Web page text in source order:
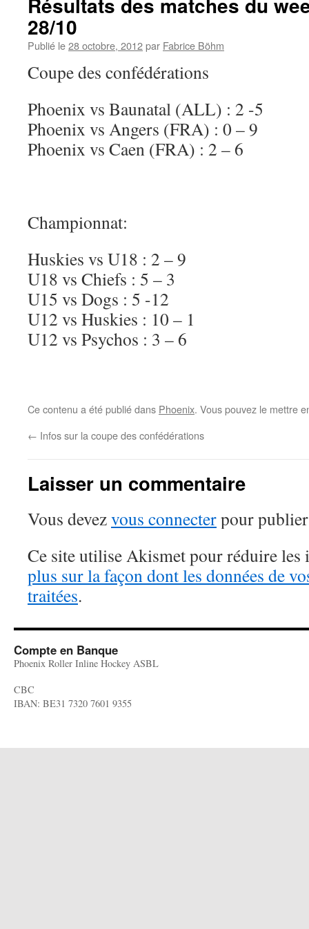
28/10
Publié le28 octobre, 2012par Fabrice Böhm
Coupe des confédérations
Phoenix vs Baunatal (ALL) : 2 -5
Phoenix vs Angers (FRA) : 0 – 9
Phoenix vs Caen (FRA) : 2 – 6
Championnat:
Huskies vs U18 : 2 – 9
U18 vs Chiefs : 5 – 3
U15 vs Dogs : 5 -12
U12 vs Huskies : 10 – 1
U12 vs Psychos : 3 – 6
Ce contenu a été publié dans Phoenix. Vous pouvez le mettre
← Infos sur la coupe des confédérations
Laisser un commentaire
Vous devezvous connecterpour
Ce site utilise Akismet pour réduire les
plus sur la façon dont les données de
traitées.
Compte en Banque
Phoenix Roller Inline Hockey ASBL
CBC
IBAN: BE31 7320 7601 9355